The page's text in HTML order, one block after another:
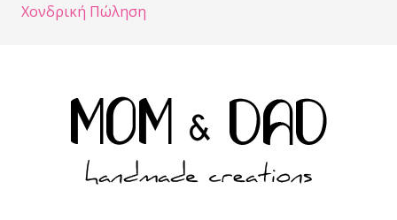
Χονδρική Πώληση